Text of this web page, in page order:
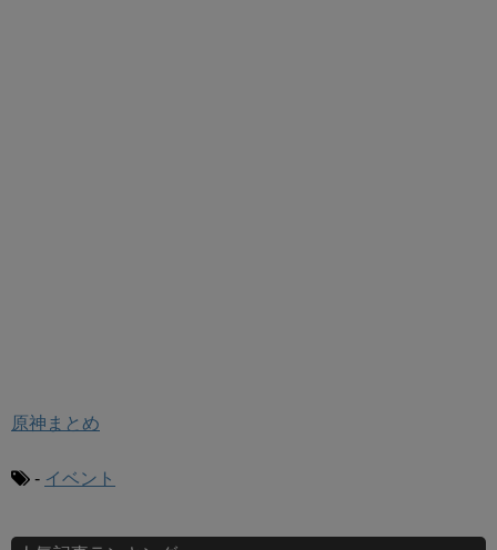
原神まとめ
- イベント